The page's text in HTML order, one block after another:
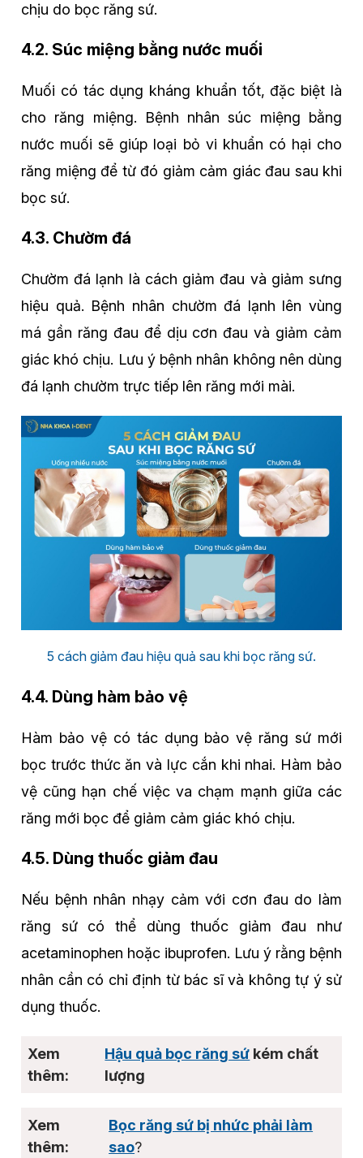
chịu do bọc răng sứ.
4.2. Súc miệng bằng nước muối
Muối có tác dụng kháng khuẩn tốt, đặc biệt là
cho răng miệng. Bệnh nhân súc miệng bằng
nước muối sẽ giúp loại bỏ vi khuẩn có hại cho
răng miệng để từ đó giảm cảm giác đau sau khi
bọc sứ.
4.3. Chườm đá
Chườm đá lạnh là cách giảm đau và giảm sưng
hiệu quả. Bệnh nhân chườm đá lạnh lên vùng
má gần răng đau để dịu cơn đau và giảm cảm
giác khó chịu. Lưu ý bệnh nhân không nên dùng
đá lạnh chườm trực tiếp lên răng mới mài.
5 cách giảm đau hiệu quả sau khi bọc răng sứ.
4.4. Dùng hàm bảo vệ
Hàm bảo vệ có tác dụng bảo vệ răng sứ mới
bọc trước thức ăn và lực cắn khi nhai. Hàm bảo
vệ cũng hạn chế việc va chạm mạnh giữa các
răng mới bọc để giảm cảm giác khó chịu.
4.5. Dùng thuốc giảm đau
Nếu bệnh nhân nhạy cảm với cơn đau do làm
răng sứ có thể dùng thuốc giảm đau như
acetaminophen hoặc ibuprofen. Lưu ý rằng bệnh
nhân cần có chỉ định từ bác sĩ và không tự ý sử
dụng thuốc.
Hậu quả bọc răng sứ kém chất
lượng
Bọc răng sứ bị nhức phải làm
sao?